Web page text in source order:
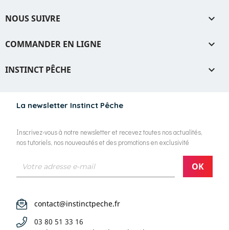
La newsletter Instinct Pêche
Inscrivez-vous à notre newsletter et recevez toutes nos actualités,
nos tutoriels, nos nouveautés et des promotions en exclusivité
contact@instinctpeche.fr
03 80 51 33 16
NOUS SUIVRE 
COMMANDER EN LIGNE 
INSTINCT PÊCHE 